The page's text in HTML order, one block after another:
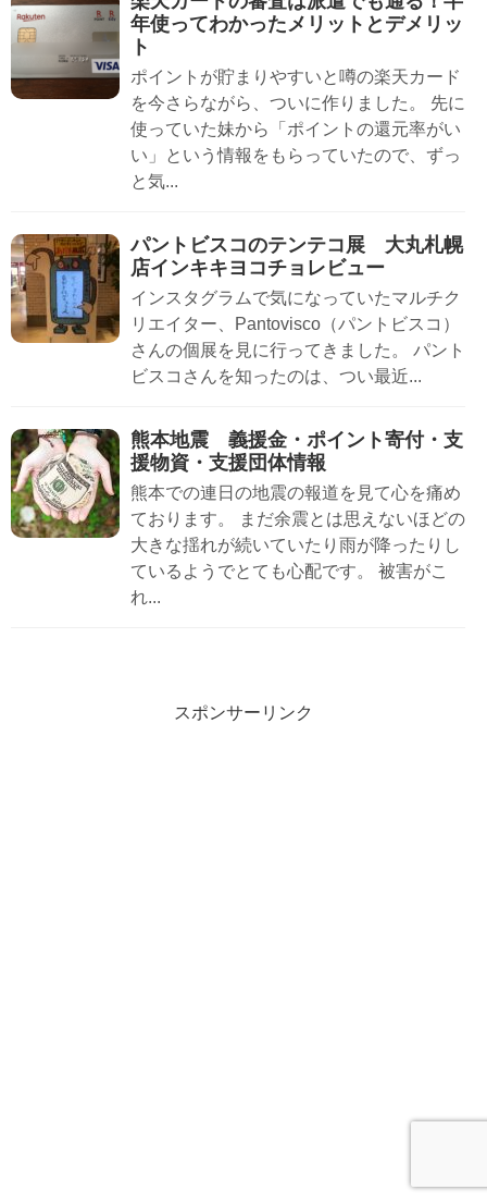
年使ってわかったメリットとデメリッ
ト
ポイントが貯まりやすいと噂の楽天カード
を今さらながら、ついに作りました。 先に
使っていた妹から「ポイントの還元率がい
い」という情報をもらっていたので、ずっ
と気...
パントビスコのテンテコ展 大丸札幌
店インキキヨコチョレビュー
インスタグラムで気になっていたマルチク
リエイター、Pantovisco（パントビスコ）
さんの個展を見に行ってきました。 パント
ビスコさんを知ったのは、つい最近...
熊本地震 義援金・ポイント寄付・支
援物資・支援団体情報
熊本での連日の地震の報道を見て心を痛め
ております。 まだ余震とは思えないほどの
大きな揺れが続いていたり雨が降ったりし
ているようでとても心配です。 被害がこ
れ...
スポンサーリンク